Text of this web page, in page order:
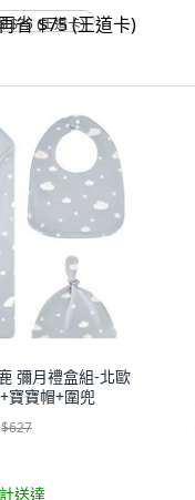
$75 (王道卡)
彌月禮盒組-北歐
寶寶帽+圍兜
$627
送達